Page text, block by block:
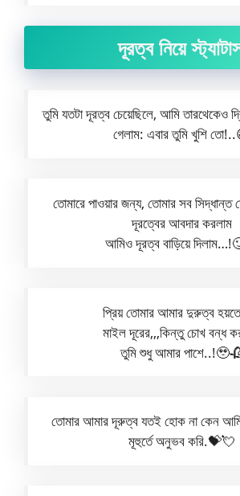
দূরত্ব নিয়ে
তুমি যতটা দূরত্ব চেয়েছিলে, আমি তারথেকেও
গেলাম: এবার তুমি খুশি
তোমারে পাওয়ার জন্য, তোমার সব সিদ্ধান্ত
দূরত্বের আবদার করলাম
আমিও দূরত্ব বাড়িয়ে
প্রিয় তোমার আমার দুরুত্ব
মাইল দূরের,,,কিন্তু চোখ বন্ধ
তুমি শুধু আমার
তোমার আমার দূরুত্ব যতই হোক না কেন আমি
মূহুর্তে অনুভব করি.💝💘